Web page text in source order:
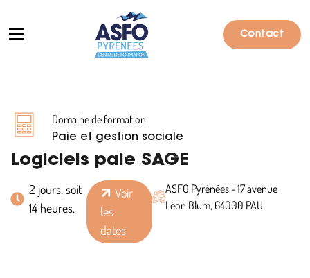
Contact
Formations
Particuliers
Qui sommes-nous ?
Domaine de formation
Paie et gestion sociale
Logiciels paie SAGE
2 jours, soit
14 heures.
Voir
les
dates
ASFO Pyrénées - 17 avenue
Léon Blum, 64000 PAU